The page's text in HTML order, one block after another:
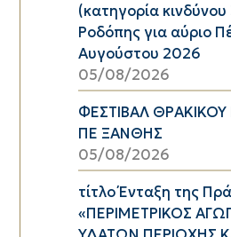
(κατηγορία
Ροδόπης για αύριο
Αυγούστου 2026
05/08/2026
ΦΕΣΤΙΒΑΛ
ΠΕ ΞΑΝΘΗΣ
05/08/2026
τίτλο Ένταξη της
«ΠΕΡΙΜΕΤΡΙΚΟΣ